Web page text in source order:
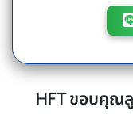
HFT ขอบคุณลู